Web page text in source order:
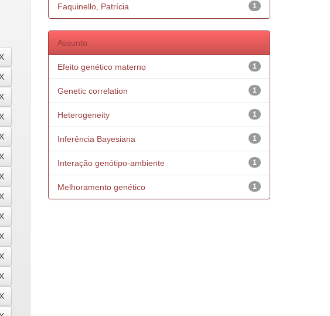
1
Faquinello, Patrícia
Assunto
1
Efeito genético materno
1
Genetic correlation
1
Heterogeneity
1
Inferência Bayesiana
1
Interação genótipo-ambiente
1
Melhoramento genético